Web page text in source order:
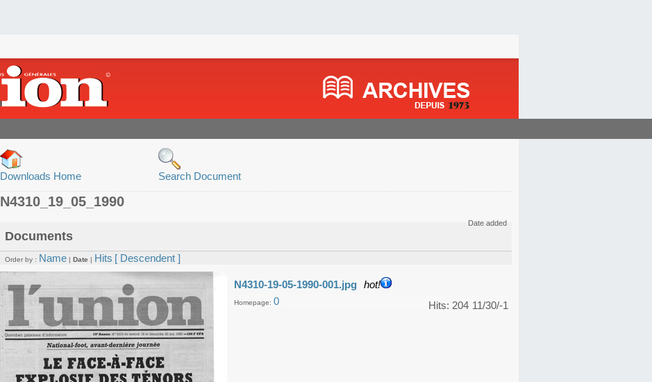
Downloads Home Search Document
N4310_19_05_1990
Documents
Date added
Order by : Name | Date | Hits [ Descendent ]
N4310-19-05-1990-001.jpg hot!
11/30/-1
Hits: 204
Homepage: 0